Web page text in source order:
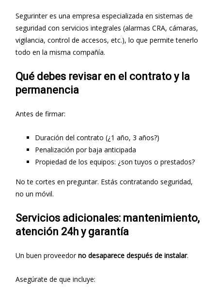
Segurinter es una empresa especializada en sistemas de
seguridad con servicios integrales (alarmas CRA, cámaras,
vigilancia, control de accesos, etc.), lo que permite tenerlo
todo en la misma compañía.
Qué debes revisar en el contrato y la
permanencia
Antes de firmar:
Duración del contrato (¿1 año, 3 años?)
Penalización por baja anticipada
Propiedad de los equipos: ¿son tuyos o prestados?
No te cortes en preguntar. Estás contratando seguridad,
no un móvil.
Servicios adicionales: mantenimiento,
atención 24h y garantía
Un buen proveedorno desaparece después de instalar.
Asegúrate de que incluye: